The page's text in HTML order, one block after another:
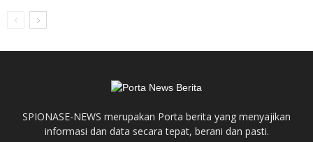
SPIONASE-NEWS merupakan Porta berita yang menyajikan
informasi dan data secara tepat, berani dan pasti.